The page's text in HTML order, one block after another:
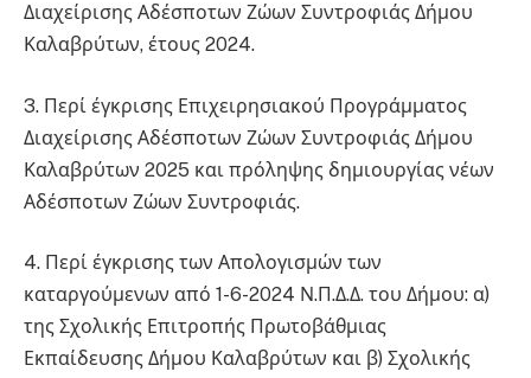
Διαχείρισης Αδέσποτων Ζώων Συντροφιάς Δήμου
Καλαβρύτων, έτους 2024.
3. Περί έγκρισης Επιχειρησιακού Προγράμματος
Διαχείρισης Αδέσποτων Ζώων Συντροφιάς Δήμου
Καλαβρύτων 2025 και πρόληψης δημιουργίας νέων
Αδέσποτων Ζώων Συντροφιάς.
4. Περί έγκρισης των Απολογισμών των
καταργούμενων από 1-6-2024 Ν.Π.Δ.Δ. του Δήμου: α)
της Σχολικής Επιτροπής Πρωτοβάθμιας
Εκπαίδευσης Δήμου Καλαβρύτων και β) Σχολικής